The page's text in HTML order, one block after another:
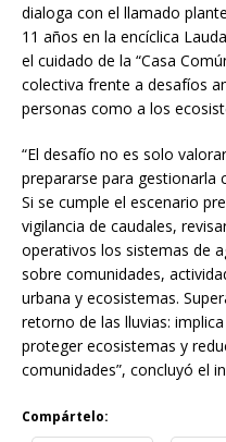
dialoga con el llamado
11 años en la encíclica
el cuidado de la “Casa
colectiva frente a desafíos
personas como a los
“El desafío no es solo
prepararse para gestionarla
Si se cumple el escenario
vigilancia de caudales,
operativos los sistemas de
sobre comunidades,
urbana y ecosistemas.
retorno de las lluvias:
proteger ecosistemas y
comunidades”, concluyó el
Compártelo: